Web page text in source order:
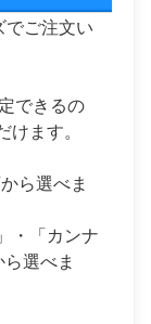
でご注文い
できるの
ます。
ら選べま
・「カンナ
選べま